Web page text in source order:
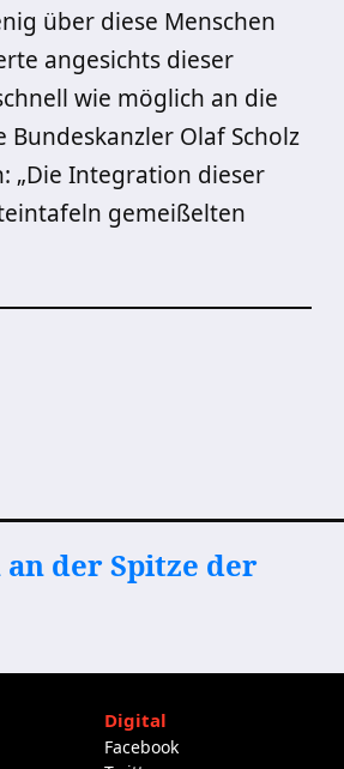
über diese Menschen
angesichts dieser
wie möglich an die
Olaf Scholz
„Die Integration dieser
gemeißelten
der Spitze der
Digital
Facebook